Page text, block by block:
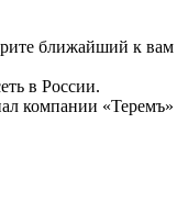
ближайший к вам
в России.
компании «Теремъ»